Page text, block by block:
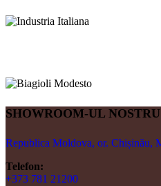
SHOWROOM-UL NOSTRU
Republica Moldova, or. Chișinău,
Telefon:
+373 781 21200